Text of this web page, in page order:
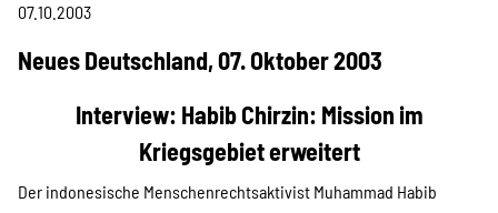
Projekte
Kampagne
07.10.2003
Neues Deutschland, 07. Oktober 2003
Interview: Habib Chirzin: Mission im
Kriegsgebiet erweitert
Der indonesische Menschenrechtsaktivist Muhammad Habib